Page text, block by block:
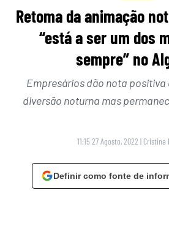
Retoma da animação
“está a ser um dos
sempre” no
Empresários dão nota positiva
diversão noturna mas
11:15 27 Agosto, 2022 | Cristina
Definir como fonte de